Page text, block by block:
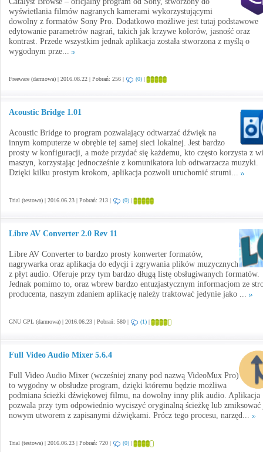
wyświetlania filmów nagranych kamerami wykorzystującymi
dowolny z formatów Sony Pro. Dodatkowo możliwe jest tutaj podstawowe
edytowanie parametrów nagrań, takich jak krzywe kolorów, jasność oraz
kontrast. Przede wszystkim jednak aplikacja została stworzona z myślą o
wygodnym prze...
Freeware (darmowa) | 2016.08.22 | Pobrań: 256 | (0) |
Acoustic Bridge 1.01
Acoustic Bridge to program pozwalający odtwarzać dźwięk na
innym komputerze w obrębie tej samej sieci lokalnej. Jest bardzo
prosty w konfiguracji, a może przydać się każdemu, kto często korzysta z
maszyn, korzystając jednocześnie z komunikatora lub odtwarzacza muzyki.
Dzięki kilku prostym krokom, aplikacja pozwoli uruchomić strumi...
Trial (testowa) | 2016.06.23 | Pobrań: 213 | (0) |
Libre AV Converter 2.0 Rev 11
Libre AV Converter to bardzo prosty konwerter formatów,
nagrywarka oraz aplikacja do edycji i zgrywania plików muzycznych
z płyt audio. Oferuje przy tym bardzo długą listę obsługiwanych formatów.
Jednak pomimo to, oraz wbrew bardzo entuzjastycznym informacjom ze
producenta, naszym zdaniem aplikację należy traktować jedynie jako ...
GNU GPL (darmowa) | 2016.06.23 | Pobrań: 580 | (1) |
Full Video Audio Mixer 5.6.4
Full Video Audio Mixer (wcześniej znany pod nazwą VideoMux Pro)
to wygodny w obsłudze program, dzięki któremu będzie możliwa
podmiana ścieżki dźwiękowej filmu, na dowolny inny plik audio. Aplikacja
pozwala przy tym odpowiednio wyciszyć oryginalną ścieżkę lub zmiksować
nowym utworem z zapisanymi dźwiękami. Prócz tego procesu, narzęd...
Trial (testowa) | 2016.06.23 | Pobrań: 720 | (0) |